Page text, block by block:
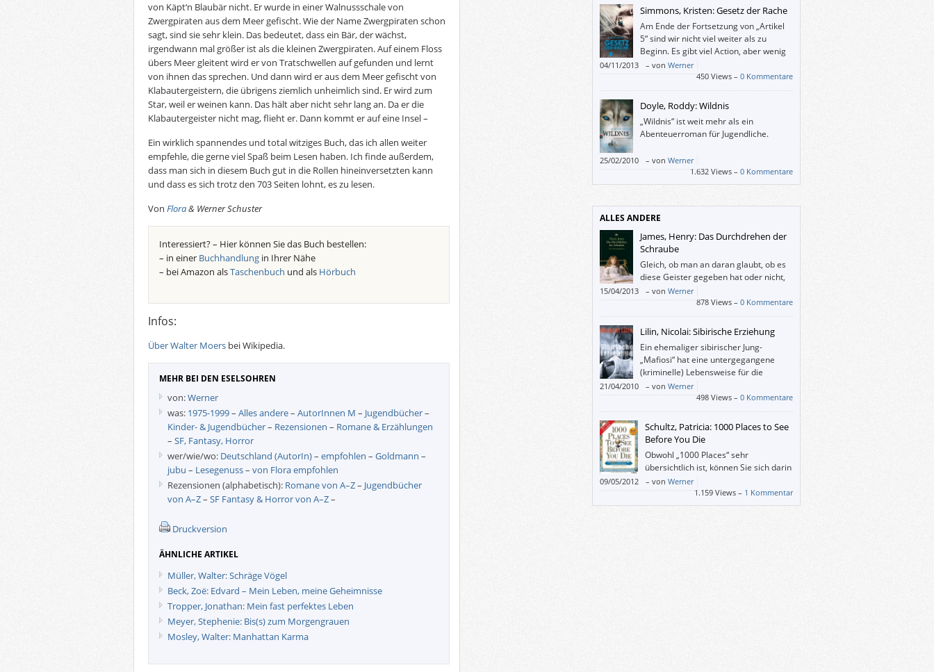
von Käpt‘n Blaubär nicht. Er wurde in einer Walnussschale von
Zwergpiraten aus dem Meer gefischt. Wie der Name Zwergpiraten schon
sagt, sind sie sehr klein. Das bedeutet, dass ein Bär, der wächst,
irgendwann mal größer ist als die kleinen Zwergpiraten. Auf einem Floss
übers Meer gleitent wird er von Tratschwellen auf gefunden und lernt
von ihnen das sprechen. Und dann wird er aus dem Meer gefischt von
Klabautergeistern, die übrigens ziemlich unheimlich sind. Er wird zum
Star, weil er weinen kann. Das hält aber nicht sehr lang an. Da er die
Klabautergeister nicht mag, flieht er. Dann kommt er auf eine Insel –
Ein wirklich spannendes und total witziges Buch, das ich allen weiter
empfehle, die gerne viel Spaß beim Lesen haben. Ich finde außerdem,
dass man sich in diesem Buch gut in die Rollen hineinversetzten kann
und dass es sich trotz den 703 Seiten lohnt, es zu lesen.
Von Flora& Werner Schuster
Interessiert? – Hier können Sie das Buch bestellen:
– in einer Buchhandlung in Ihrer Nähe
– bei Amazon alsTaschenbuch und als Hörbuch
Infos:
Über Walter Moers bei Wikipedia.
MEHR BEI DEN ESELSOHREN
von:Werner
was: 1975-1999– Alles andere– AutorInnen M – Jugendbücher–
Kinder- & Jugendbücher– Rezensionen – Romane & Erzählungen
– SF, Fantasy, Horror
wer/wie/wo: Deutschland (AutorIn)– empfohlen – Goldmann –
jubu – Lesegenuss– von Flora empfohlen
Rezensionen (alphabetisch): Romane von A–Z– Jugendbücher
von A–Z– SF Fantasy & Horror von A–Z–
Druckversion
ÄHNLICHE ARTIKEL
Müller, Walter: Schräge Vögel
Beck, Zoë: Edvard – Mein Leben, meine Geheimnisse
Tropper, Jonathan: Mein fast perfektes Leben
Meyer, Stephenie: Bis(s) zum Morgengrauen
Mosley, Walter: Manhattan Karma
Simmons, Kristen: Gesetz der Rache
Am Ende der Fortsetzung von „Artikel
5“ sind wir nicht viel weiter als zu
Beginn. Es gibt viel Action, aber wenig
Information. Schwer zu sagen, ob sich
das im abschließenden Band der Ember-Trilogie
ändern wird. Leider hat mich „Gesetz der Rache“
nicht wirklich neugierig auf die Fortsetzung
gemacht.
04/11/2013 – von Werner
450 Views – 0 Kommentare
Doyle, Roddy: Wildnis
„Wildnis“ ist weit mehr als ein
Abenteuerroman für Jugendliche.
25/02/2010 – von Werner
1.632 Views – 0 Kommentare
ALLES ANDERE
James, Henry: Das Durchdrehen der
Schraube
Gleich, ob man an daran glaubt, ob es
diese Geister gegeben hat oder nicht,
man wird sich vor ihnen fürchten. Und
zwar, weil Henry James ihre Untaten gar nicht
beschrieben hat. Man erschafft sie sich selbst.
15/04/2013 – von Werner
878 Views – 0 Kommentare
Lilin, Nicolai: Sibirische Erziehung
Ein ehemaliger sibirischer Jung-
„Mafiosi“ hat eine untergegangene
(kriminelle) Lebensweise für die
Nachwelt bewahrt.
21/04/2010 – von Werner
498 Views – 0 Kommentare
Schultz, Patricia: 1000 Places to See
Before You Die
Obwohl „1000 Places“ sehr
übersichtlich ist, können Sie sich darin
wunderbar verlieren. Sie werden also
irgendwann auf Ihrer Couch „aufwachen“ und Ihre
nächsten Urlaube planen. Die Auswahl wird Ihnen
09/05/2012 – von Werner
1.159 Views – 1 Kommentar